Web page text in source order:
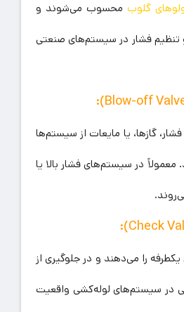
گلوب محسوب می‌شوند و
و تنظیم فشار در سیستم‌های صنعتی
گازها، یا مایعات از سیستم‌ها
در سیستم‌های فشار بالا یا
یکطرفه را می‌دهند و در جلوگیری از
در سیستم‌های لوله‌کشی واقعیت